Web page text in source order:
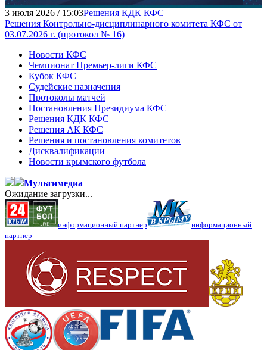
3 июля 2026 / 15:03Решения КДК КФС
Решения Контрольно-дисциплинарного комитета КФС от
03.07.2026 г. (протокол № 16)
Новости КФС
Чемпионат Премьер-лиги КФС
Кубок КФС
Судейские назначения
Протоколы матчей
Постановления Президиума КФС
Решения КДК КФС
Решения АК КФС
Решения и постановления комитетов
Дисквалификации
Новости крымского футбола
Мультимедиа
Ожидание загрузки...
информационный партнер
информационный
партнер